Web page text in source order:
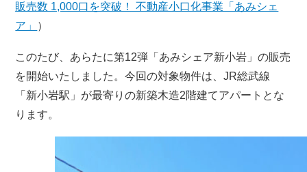
販売数 1,000口を突破！ 不動産小口化事業「あみシェ
ア」 ）
このたび、あらたに第12弾「あみシェア新小岩」の販売
を開始いたしました。今回の対象物件は、JR総武線
「新小岩駅」が最寄りの新築木造2階建てアパートとな
ります。